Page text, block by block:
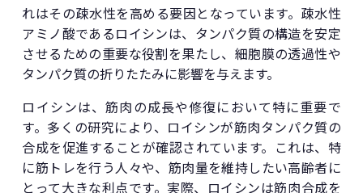
れはその疎水性を高める要因となっています。疎水性
アミノ酸であるロイシンは、タンパク質の構造を安定
させるための重要な役割を果たし、細胞膜の透過性や
タンパク質の折りたたみに影響を与えます。
ロイシンは、筋肉の成長や修復において特に重要で
す。多くの研究により、ロイシンが筋肉タンパク質の
合成を促進することが確認されています。これは、特
に筋トレを行う人々や、筋肉量を維持したい高齢者に
とって大きな利点です。実際、ロイシンは筋肉合成を